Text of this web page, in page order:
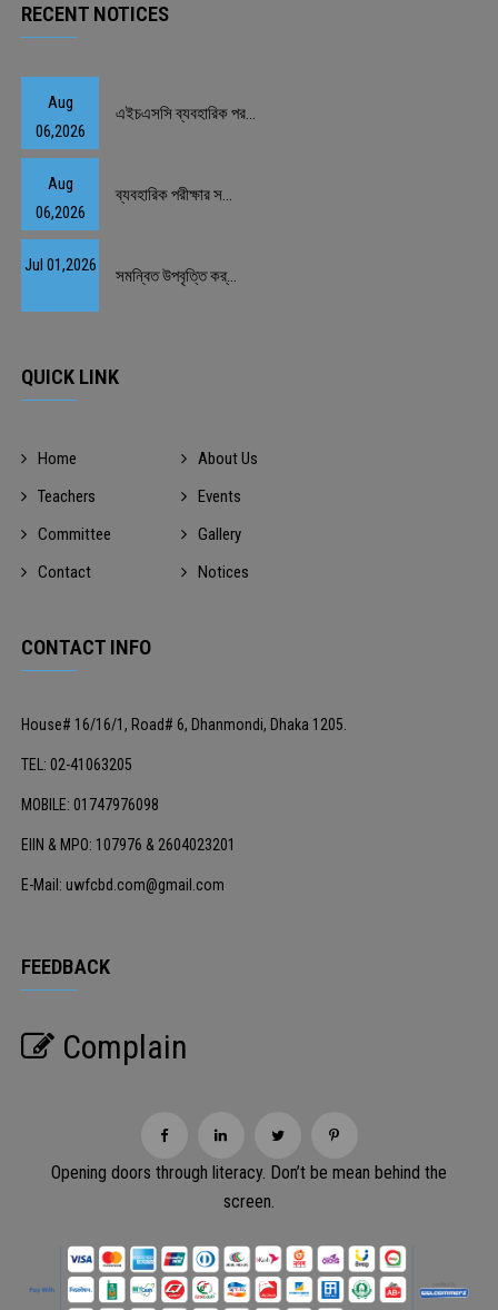
RECENT NOTICES
Aug
06,2026
এইচএসসি ব্যবহারিক পর...
Aug
06,2026
ব্যবহারিক পরীক্ষার স...
Jul 01,2026
সমন্বিত উপবৃত্তি কর্...
QUICK LINK
Home
About Us
Teachers
Events
Committee
Gallery
Contact
Notices
CONTACT INFO
House# 16/16/1, Road# 6, Dhanmondi, Dhaka 1205.
TEL: 02-41063205
MOBILE: 01747976098
EIIN & MPO: 107976 & 2604023201
E-Mail: uwfcbd.com@gmail.com
FEEDBACK
Complain
Opening doors through literacy. Don’t be mean behind the
screen.